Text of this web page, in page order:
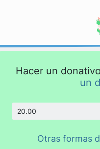
Hacer un
un
Otras formas